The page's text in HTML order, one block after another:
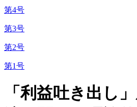
第4号
第3号
第2号
第1号
「利益吐き出し